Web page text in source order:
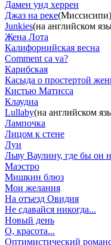
Дамен унд херрен
Джаз на реке(Миссисипи)
Junkies(на английском
Жена Лота
Калифорнийская весна
Comment ca va?
Карибская
Касыда о простертой
Кистью Матисса
Клаудиа
Lullaby(на английском
Лампочка
Лицом к стене
Луи
Льву Ваулину, где бы он
Маэстро
Мишкин блюз
Мои желания
На отъезд Овидия
Не сдавайся никогда...
Новый день
О, красота...
Оптимистический